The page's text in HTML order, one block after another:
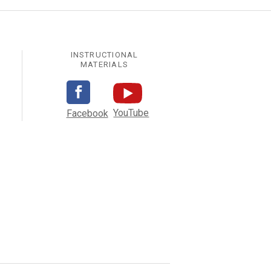
INSTRUCTIONAL
MATERIALS
Facebook YouTube